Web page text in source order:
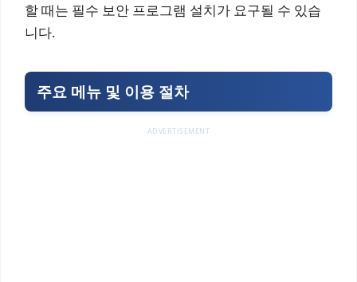
할 때는 필수 보안 프로그램 설치가 요구될 수 있습
니다.
주요 메뉴 및 이용 절차
ADVERTISEMENT